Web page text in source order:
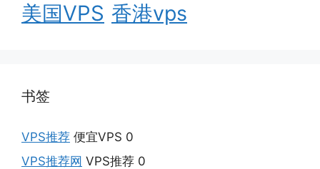
美国VPS 香港vps
书签
VPS推荐 便宜VPS 0
VPS推荐网 VPS推荐 0